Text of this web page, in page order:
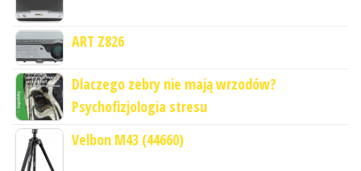
ART Z826
Dlaczego zebry nie mają wrzodów?
Psychofizjologia stresu
Velbon M43 (44660)